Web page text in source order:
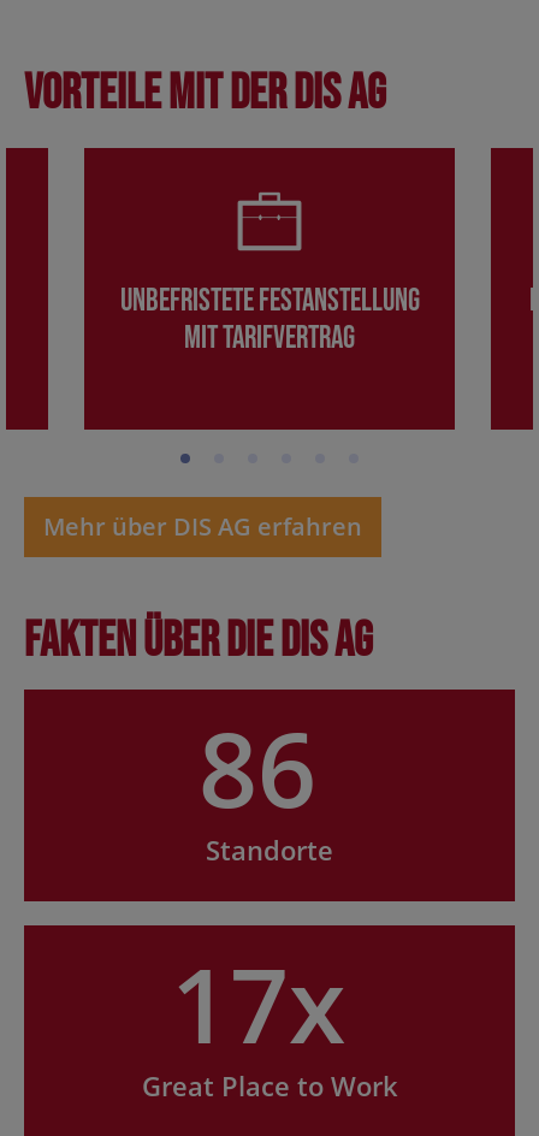
Vorteile mit der DIS AG
Unbefristete Festanstellung
mit Tarifvertrag
Mehr über DIS AG erfahren
Fakten über die DIS AG
86
Standorte
17x
Great Place to Work